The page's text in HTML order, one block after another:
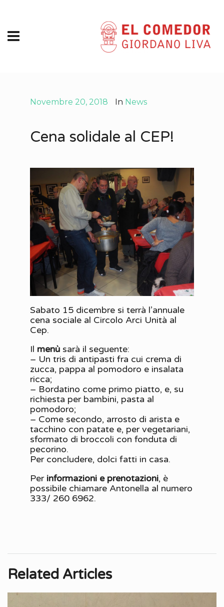
Novembre 20, 2018 In News
Cena solidale al CEP!
Sabato 15 dicembre si terrà l’annuale
cena sociale al Circolo Arci Unità al
Cep.
Il menù sarà il seguente:
– Un tris di antipasti fra cui crema di
zucca, pappa al pomodoro e insalata
ricca;
– Bordatino come primo piatto, e, su
richiesta per bambini, pasta al
pomodoro;
– Come secondo, arrosto di arista e
tacchino con patate e, per vegetariani,
sformato di broccoli con fonduta di
pecorino.
Per concludere, dolci fatti in casa.
Per informazioni e prenotazioni, è
possibile chiamare Antonella al numero
333/ 260 6962.
Related Articles